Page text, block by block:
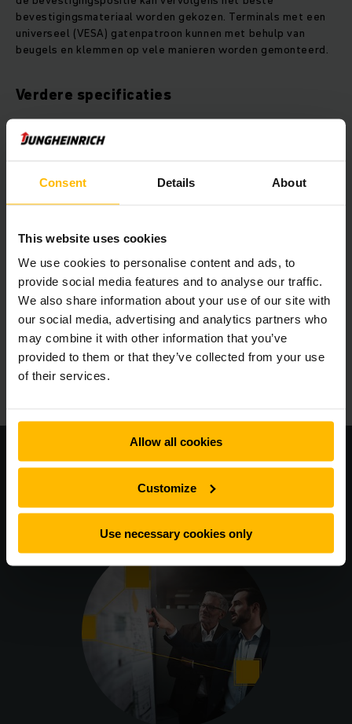
Consent Details About
This website uses cookies
We use cookies to personalise content and ads, to
provide social media features and to analyse our traffic.
We also share information about your use of our site with
our social media, advertising and analytics partners who
may combine it with other information that you’ve
provided to them or that they’ve collected from your use
of their services.
Allow all cookies
Customize
Use necessary cookies only
bevestigingsmateriaal worden gekozen. Terminals met een
universeel (VESA) gatenpatroon kunnen met behulp van
beugels en klemmen op vele manieren worden gemonteerd.
Verdere specificaties
Wanneer de juiste stroomvoorziening is bepaald en bekend
is waar de terminal wordt bevestigd, is het zaak om de
naar:
Processor: hoeveel programma’s gaan er draaien op de
terminal?
RAM-geheugen: moet dit worden uitgebreid, of slaat het
WMS automatisch bestanden op?
Touchscreen: resistive of capacitive?
Bluetooth: wordt bijvoorbeeld een draadloze scanner
aangesloten?
USB-poort: is deze aan de voorzijde aanwezig?
Besturingssysteem: welk besturingssysteem wordt
Wilt u meer weten over
automatiseringsoplossingen op maat?